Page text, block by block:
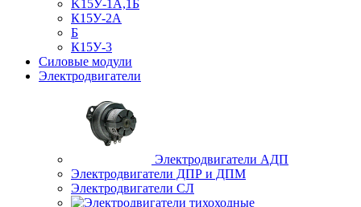
K15У-1А,1Б
К15У-2А
Б
К15У-3
Силовые модули
Электродвигатели
Электродвигатели АДП
Электродвигатели ДПР и ДПМ
Электродвигатели СЛ